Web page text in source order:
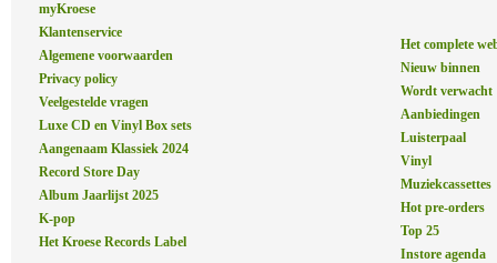
myKroese
Klantenservice
Algemene voorwaarden
Privacy policy
Veelgestelde vragen
Luxe CD en Vinyl Box sets
Aangenaam Klassiek 2024
Record Store Day
Album Jaarlijst 2025
K-pop
Het Kroese Records Label
Het complete
Nieuw binnen
Wordt verwacht
Aanbiedingen
Luisterpaal
Vinyl
Muziekcassettes
Hot pre-orders
Top 25
Instore agenda